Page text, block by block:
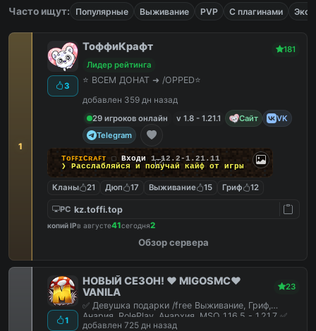
Часто ищут: Популярные Выживание PVP С плагинами
1
3
ТоффиКрафт
181
Лидер рейтинга
⭐ ВСЕМ ДОНАТ ➜ /OPPED⭐
добавлен 359 дн назад
29 игроков онлайн
v 1.8 - 1.21.1 Сайт
VK
Telegram
TᴏꜰꜰɪCʀᴀꜰᴛ ▢ Входи 1.12.2-1.21.11
❯ Расслабляйся и получай кайфот игры
Кланы 21 Дюп 17 Выживание 15 Гриф 12
PC kz.toffi.top
копий IPв августе41сегодня2
Обзор сервера
1
НОВЫЙ СЕЗОН! ❤️ MIGOSMC❤️
VANILA
23
✅ Девушка подарки /free Выживание, Гриф,
Анария, RolePlay, Анархия, MSO 1.16.5 - 1.21.7 ✅
добавлен 725 дн назад